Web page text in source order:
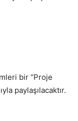
bir “Proje
paylaşılacaktır.